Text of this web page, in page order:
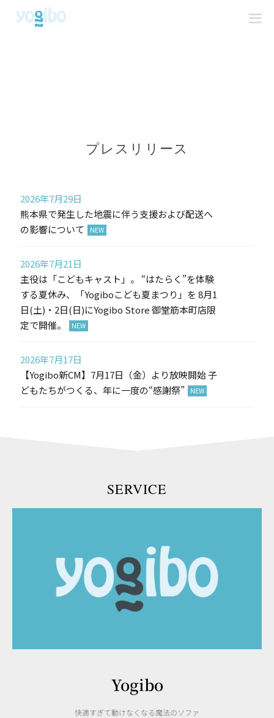
プレスリリース
熊本県で発生した地震に伴う支援および配送へ
の影響について
2026年7月29日
主役は「こどもキャスト」。​ “はたらく”を体験
する夏休み、「Yogiboこども夏まつり」を​ 8月1
日(土)・2日(日)にYogibo Store 御堂筋本町店限
定で開催。​
2026年7月21日
【Yogibo新CM】7月17日（金）より放映開始 子
どもたちがつくる、年に一度の“感謝祭”
2026年7月17日
SERVICE
Yogibo
快適すぎて動けなくなる魔法のソファ